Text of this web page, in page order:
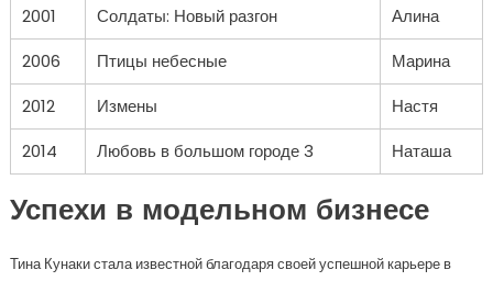
2001
Солдаты: Новый разгон
Алина
2006
Птицы небесные
Марина
2012
Измены
Настя
2014
Любовь в большом городе 3 Наташа
Успехи в модельном бизнесе
Тина Кунаки стала известной благодаря своей успешной карьере в